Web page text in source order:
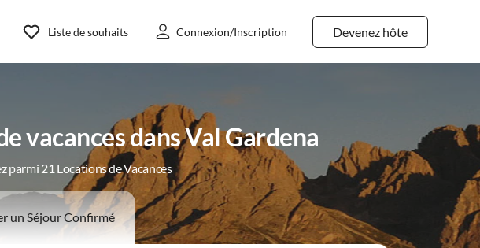
Devenez hôte
Liste de souhaits Connexion/Inscription
vacances dans Val Gardena
parmi 21 Locations de Vacances
un Séjour Confirmé